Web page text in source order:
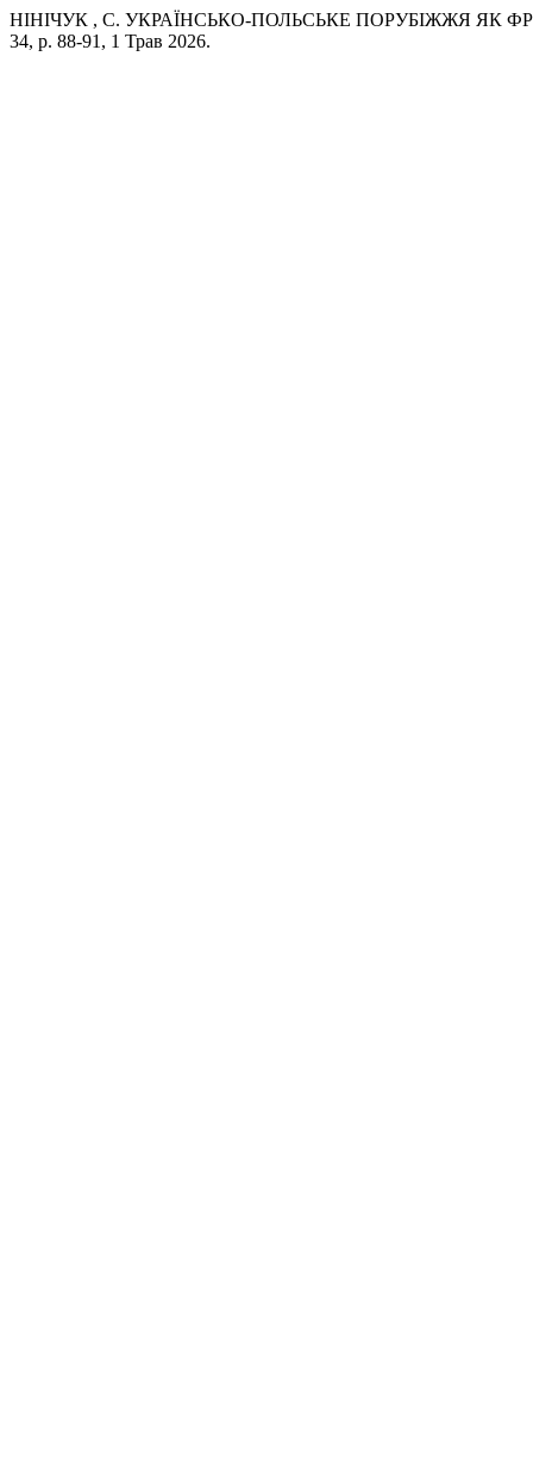
НІНІЧУК , С. УКРАЇНСЬКО-ПОЛЬСЬКЕ ПОРУБІЖЖЯ ЯК
34, p. 88-91, 1 Трав 2026.